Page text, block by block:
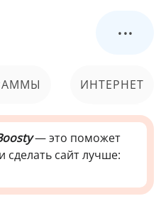
...
ИНТЕРНЕТ
СИСТЕМА
— это поможет
сделать сайт лучше: